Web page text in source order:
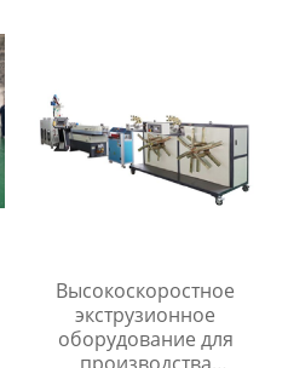
Высокоскоростное
экструзионное
оборудование для